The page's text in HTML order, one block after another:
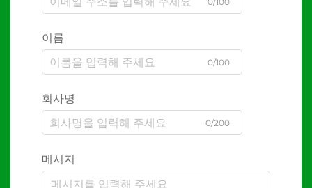
이름
0/100
회사명
0/200
메시지